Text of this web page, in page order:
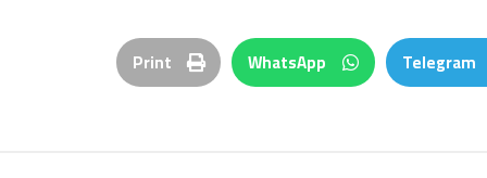
Telegram
WhatsApp
Print